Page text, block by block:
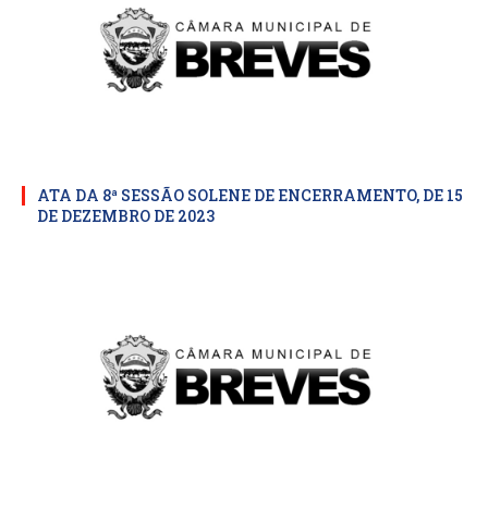
ATA DA 8ª SESSÃO SOLENE DE ENCERRAMENTO, DE 15
DE DEZEMBRO DE 2023